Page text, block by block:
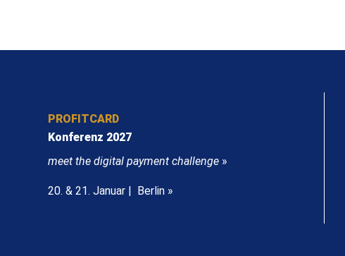
PROFITCARD
Konferenz 2027
meet the digital payment challenge »
20. & 21. Januar | Berlin »